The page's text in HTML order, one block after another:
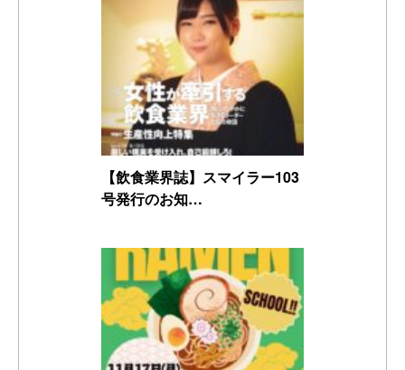
【飲食業界誌】スマイラー103
号発行のお知…